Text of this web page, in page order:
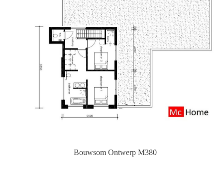
Bouwsom Ontwerp M380